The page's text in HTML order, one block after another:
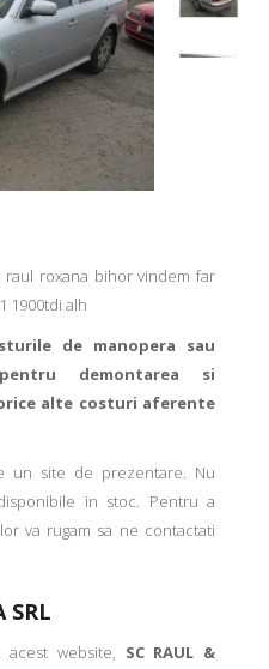
roxana bihor vindem far
1900tdi alh
de manopera sau
demontarea si
alte costuri aferente
un site de prezentare. Nu
in stoc. Pentru a
va rugam sa ne contactati
SRL
website, SC RAUL &